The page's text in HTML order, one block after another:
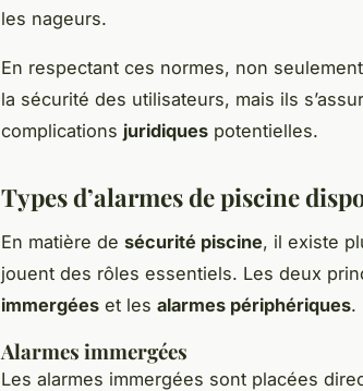
les nageurs.
En respectant ces normes, non
la sécurité des utilisateurs, mais ils
complications juridiques potentielles.
Types d’alarmes de piscine
En matière de sécurité piscine, il existe
jouent des rôles essentiels. Les deux
immergées et les alarmes périphériques.
Alarmes immergées
Les alarmes immergées sont placées